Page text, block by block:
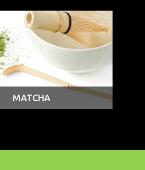
MATCHA